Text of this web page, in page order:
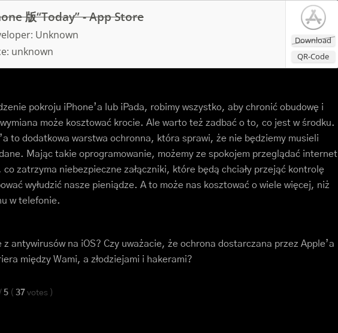
Download
QR-Code
版“Today” - App Store
Unknown
unknown
pokroju iPhone’a lub iPada, robimy wszystko, aby chronić obudowę i
może kosztować krocie. Ale warto też zadbać o to, co jest w środku.
to dodatkowa warstwa ochronna, która sprawi, że nie będziemy musieli
Mając takie oprogramowanie, możemy ze spokojem przeglądać internet
zatrzyma niebezpieczne załączniki, które będą chciały przejąć kontrolę
wyłudzić nasze pieniądze. A to może nas kosztować o wiele więcej, niż
w telefonie.
z antywirusów na iOS? Czy uważacie, że ochrona dostarczana przez Apple’a
między Wami, a złodziejami i hakerami?
5 ( 37 votes )